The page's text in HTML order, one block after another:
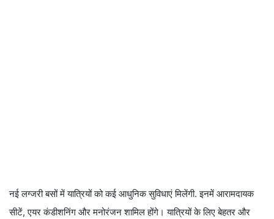
नई लग्जरी बसों में यात्रियों को कई आधुनिक सुविधाएं मिलेंगी. इनमें आरामदायक
सीटें, एयर कंडीशनिंग और मनोरंजन शामिल होंगे। यात्रियों के लिए बेहतर और